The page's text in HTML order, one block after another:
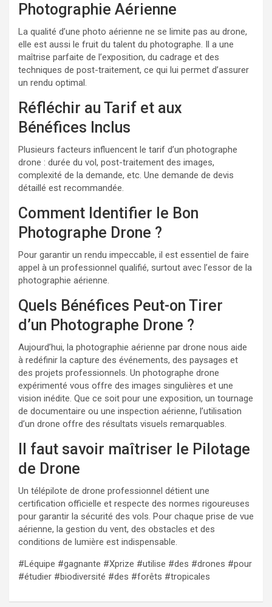
Photographie Aérienne
La qualité d’une photo aérienne ne se limite pas au drone,
elle est aussi le fruit du talent du photographe. Il a une
maîtrise parfaite de l’exposition, du cadrage et des
techniques de post-traitement, ce qui lui permet d’assurer
un rendu optimal.
Réfléchir au Tarif et aux
Bénéfices Inclus
Plusieurs facteurs influencent le tarif d’un photographe
drone : durée du vol, post-traitement des images,
complexité de la demande, etc. Une demande de devis
détaillé est recommandée.
Comment Identifier le Bon
Photographe Drone ?
Pour garantir un rendu impeccable, il est essentiel de faire
appel à un professionnel qualifié, surtout avec l’essor de la
photographie aérienne.
Quels Bénéfices Peut-on Tirer
d’un Photographe Drone ?
Aujourd’hui, la photographie aérienne par drone nous aide
à redéfinir la capture des événements, des paysages et
des projets professionnels. Un photographe drone
expérimenté vous offre des images singulières et une
vision inédite. Que ce soit pour une exposition, un tournage
de documentaire ou une inspection aérienne, l’utilisation
d’un drone offre des résultats visuels remarquables.
Il faut savoir maîtriser le Pilotage
de Drone
Un télépilote de drone professionnel détient une
certification officielle et respecte des normes rigoureuses
pour garantir la sécurité des vols. Pour chaque prise de vue
aérienne, la gestion du vent, des obstacles et des
conditions de lumière est indispensable.
#Léquipe #gagnante #Xprize #utilise #des #drones #pour
#étudier #biodiversité #des #forêts #tropicales